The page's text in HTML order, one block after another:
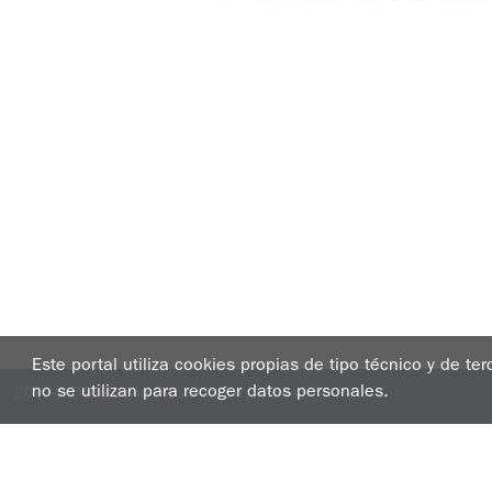
Este portal utiliza cookies propias de tipo técnico y de
no se utilizan para recoger datos personales.
2020 © Deputación Provincial da Coruña